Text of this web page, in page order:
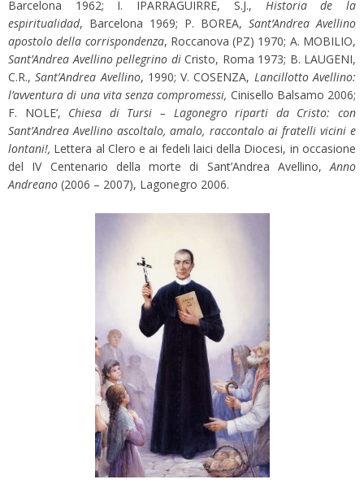
Barcelona 1962; I. IPARRAGUIRRE, S.J., Historia de la
espiritualidad, Barcelona 1969; P. BOREA, Sant’Andrea Avellino
apostolo della corrispondenza, Roccanova (PZ) 1970; A. MOBILIO,
Sant’Andrea Avellino pellegrino di Cristo, Roma 1973; B. LAUGENI,
C.R.,Sant’Andrea Avellino, 1990; V. COSENZA, Lancillotto Avellino:
l’avventura di una vita senza compromessi, Cinisello Balsamo 2006;
F. NOLE’, Chiesa di Tursi – Lagonegro riparti da Cristo: con
Sant’Andrea Avellino ascoltalo, amalo, raccontalo ai fratelli vicini e
lontani!, Lettera al Clero e ai fedeli laici della Diocesi, in occasione
del IV Centenario della morte di Sant’Andrea Avellino,Anno
Andreano (2006 – 2007), Lagonegro 2006.